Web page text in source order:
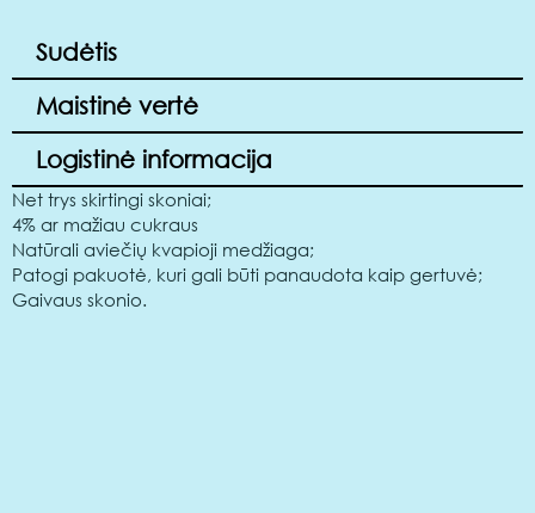
Sudėtis
Maistinė vertė
Logistinė informacija
Net trys skirtingi skoniai;
4% ar mažiau cukraus
Natūrali aviečių kvapioji medžiaga;
Patogi pakuotė, kuri gali būti panaudota kaip gertuvė;
Gaivaus skonio.